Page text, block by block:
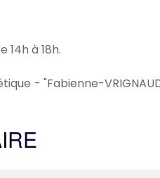
14h à 18h.
"Fabienne-VRIGNAUD"